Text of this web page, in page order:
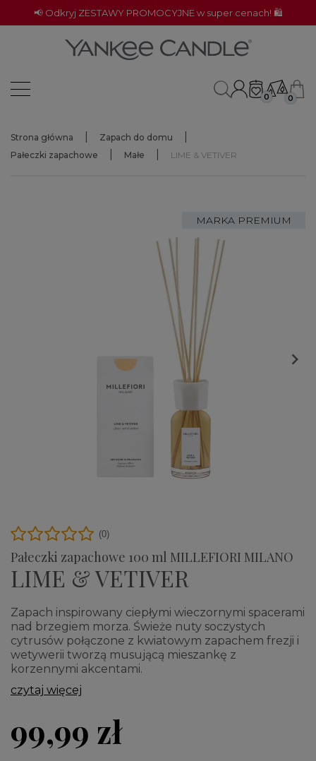
📢 Odkryj ZESTAWY PROMOCYJNE w super cenach! 🛍️
0 0
Strona główna
Zapach do domu
Pałeczki zapachowe
Małe LIME & VETIVER
MARKA PREMIUM

Pałeczki zapachowe 100 ml MILLEFIORI MILANO
LIME & VETIVER
(0)
Zapach inspirowany ciepłymi wieczornymi spacerami
nad brzegiem morza. Świeże nuty soczystych
cytrusów połączone z kwiatowym zapachem frezji i
wetywerii tworzą musującą mieszankę z
korzennymi akcentami.
czytaj więcej
99,99 zł